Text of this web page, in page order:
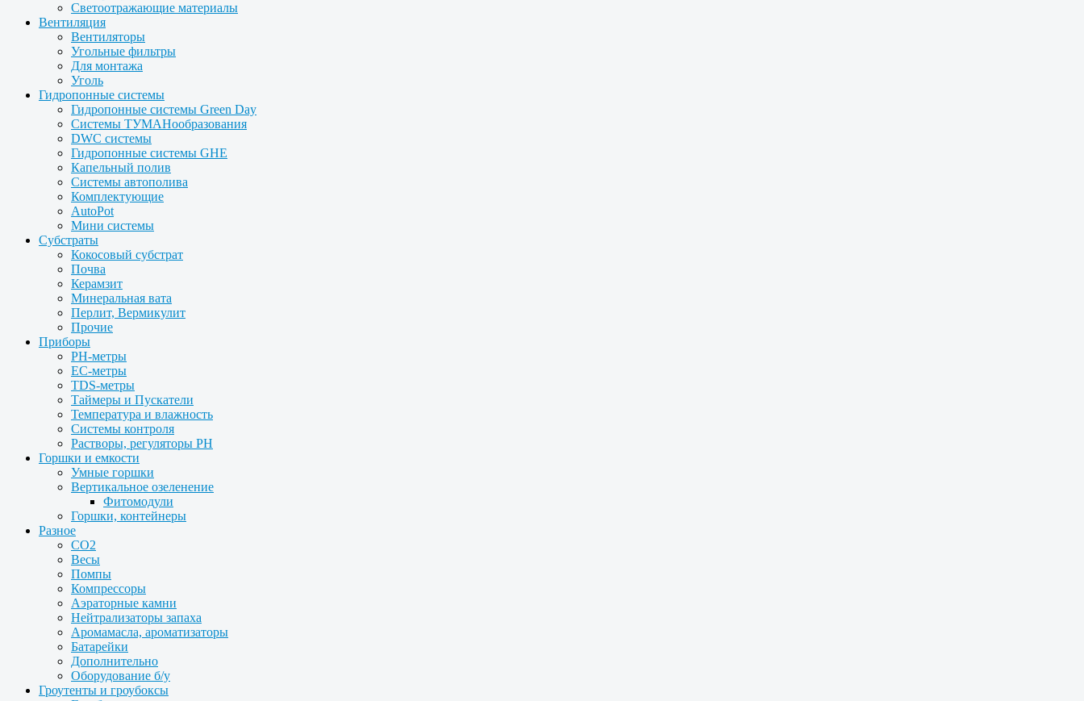
Светоотражающие материалы
Вентиляция
Вентиляторы
Угольные фильтры
Для монтажа
Уголь
Гидропонные системы
Гидропонные системы Green Day
Системы ТУМАНообразования
DWC системы
Гидропонные системы GHE
Капельный полив
Системы автополива
Комплектующие
AutoPot
Мини системы
Субстраты
Кокосовый субстрат
Почва
Керамзит
Минеральная вата
Перлит, Вермикулит
Прочие
Приборы
PH-метры
EC-метры
TDS-метры
Таймеры и Пускатели
Температура и влажность
Системы контроля
Растворы, регуляторы PH
Горшки и емкости
Умные горшки
Вертикальное озеленение
Фитомодули
Горшки, контейнеры
Разное
CO2
Весы
Помпы
Компрессоры
Аэраторные камни
Нейтрализаторы запаха
Аромамасла, ароматизаторы
Батарейки
Дополнительно
Оборудование б/у
Гроутенты и гроубоксы